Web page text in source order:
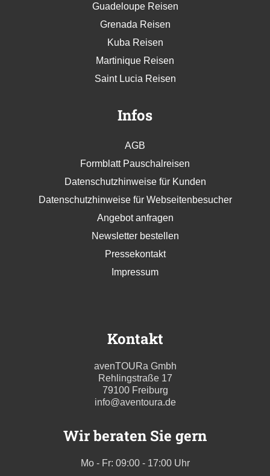
Guadeloupe Reisen
Grenada Reisen
Kuba Reisen
Martinique Reisen
Saint Lucia Reisen
Infos
AGB
Formblatt Pauschalreisen
Datenschutzhinweise für Kunden
Datenschutzhinweise für Webseitenbesucher
Angebot anfragen
Newsletter bestellen
Pressekontakt
Impressum
Kontakt
avenTOURa Gmbh
Rehlingstraße 17
79100 Freiburg
info@aventoura.de
Wir beraten Sie gern
Mo - Fr: 09:00 - 17:00 Uhr